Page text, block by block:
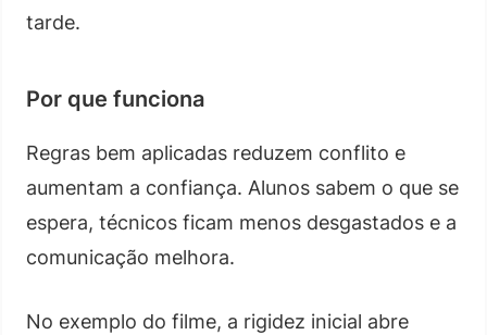
tarde.
Por que funciona
Regras bem aplicadas reduzem conflito e
aumentam a confiança. Alunos sabem o que se
espera, técnicos ficam menos desgastados e a
comunicação melhora.
No exemplo do filme, a rigidez inicial abre